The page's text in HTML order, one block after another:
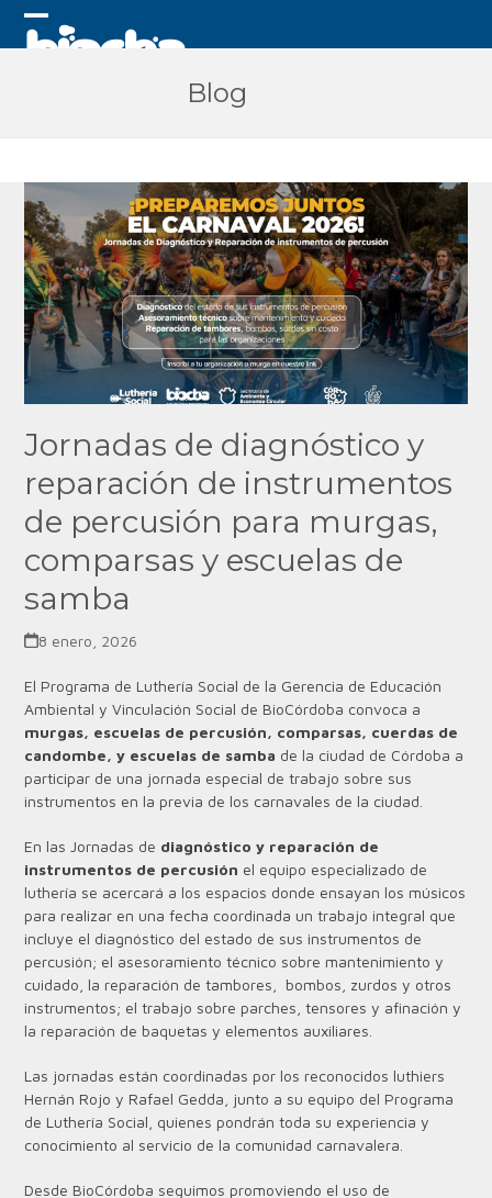
Skip
Open
Close
Blog
Jornadas de diagnóstico y
reparación de instrumentos
de percusión para murgas,
comparsas y escuelas de
samba
8 enero, 2026
El Programa de Luthería Social de la Gerencia de Educación
Ambiental y Vinculación Social de BioCórdoba convoca a
murgas, escuelas de percusión, comparsas, cuerdas de
candombe, y escuelas de samba de la ciudad de Córdoba a
participar de una jornada especial de trabajo sobre sus
instrumentos en la previa de los carnavales de la ciudad.
En las Jornadas de diagnóstico y reparación de
instrumentos de percusión el equipo especializado de
luthería se acercará a los espacios donde ensayan los músicos
para realizar en una fecha coordinada un trabajo integral que
incluye el diagnóstico del estado de sus instrumentos de
percusión; el asesoramiento técnico sobre mantenimiento y
cuidado, la reparación de tambores, bombos, zurdos y otros
instrumentos; el trabajo sobre parches, tensores y afinación y
la reparación de baquetas y elementos auxiliares.
Las jornadas están coordinadas por los reconocidos luthiers
Hernán Rojo y Rafael Gedda, junto a su equipo del Programa
de Luthería Social, quienes pondrán toda su experiencia y
conocimiento al servicio de la comunidad carnavalera.
Desde BioCórdoba seguimos promoviendo el uso de